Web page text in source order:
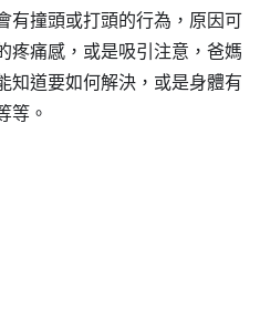
有撞頭或打頭的行為，原因可
疼痛感，或是吸引注意，爸媽
知道要如何解決，或是身體有
等。